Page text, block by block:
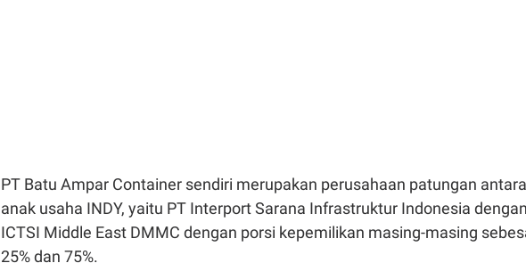
PT Batu Ampar Container sendiri merupakan perusahaan patungan antara
anak usaha INDY, yaitu PT Interport Sarana Infrastruktur Indonesia
ICTSI Middle East DMMC dengan porsi kepemilikan masing-masing
25% dan 75%.